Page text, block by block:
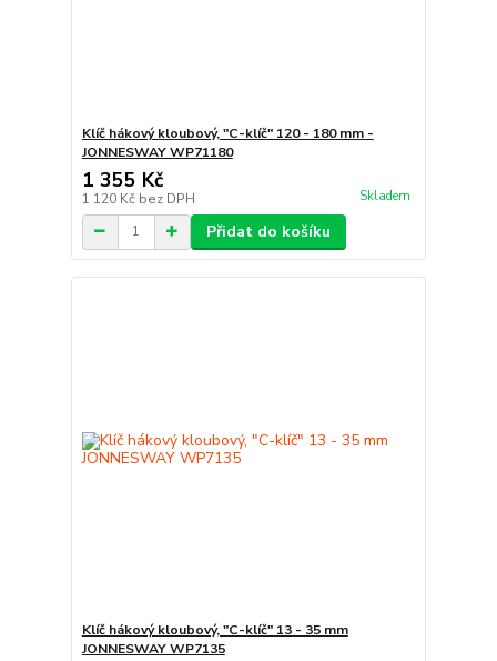
Klíč hákový kloubový, "C-klíč" 120 - 180 mm -
JONNESWAY WP71180
1 355 Kč
1 120 Kč bez DPH Skladem
Přidat do košíku
Klíč hákový kloubový, "C-klíč" 13 - 35 mm
JONNESWAY WP7135